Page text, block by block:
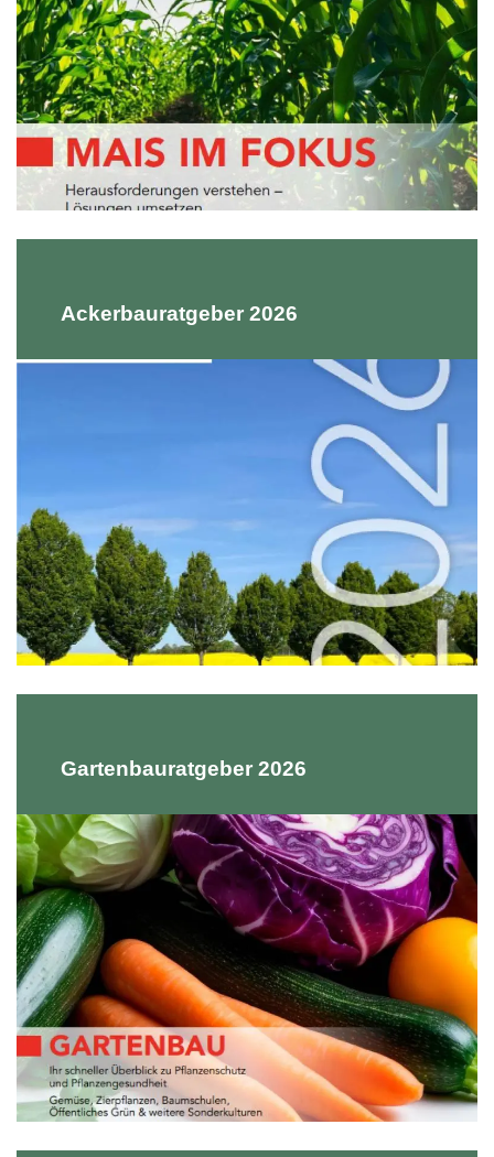
Ackerbauratgeber 2026
Gartenbauratgeber 2026